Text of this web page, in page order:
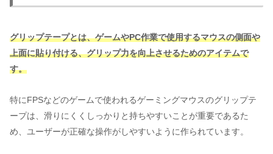
グリップテープとは、ゲームやPC作業で使用するマウスの側面や
上面に貼り付ける、グリップ力を向上させるためのアイテムで
す。
特にFPSなどのゲームで使われるゲーミングマウスのグリップテ
ープは、滑りにくくしっかりと持ちやすいことが重要であるた
め、ユーザーが正確な操作がしやすいように作られています。